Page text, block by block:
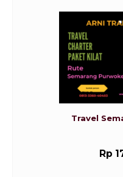
Travel
Rp